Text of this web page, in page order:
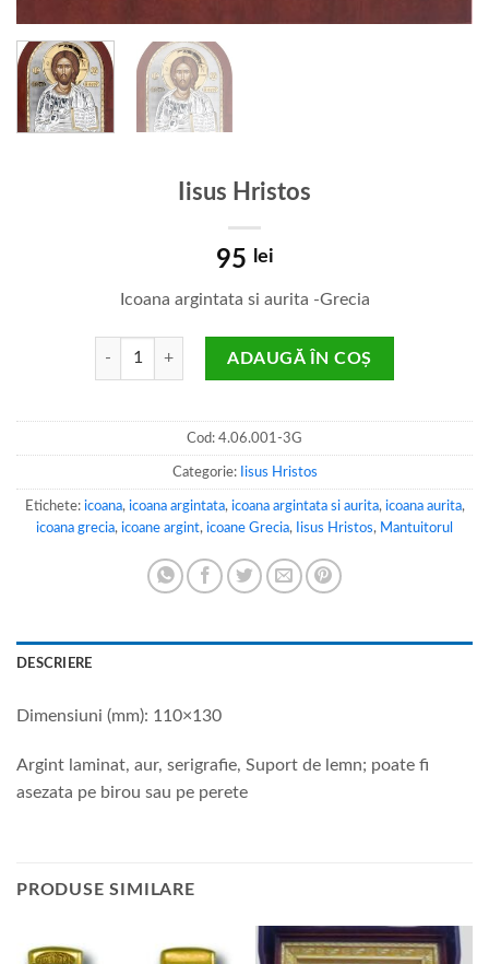
Iisus Hristos
95 lei
Icoana argintata si aurita -Grecia
Cantitate Iisus Hristos
ADAUGĂ ÎN COȘ
Cod: 4.06.001-3G
Categorie: Iisus Hristos
Etichete: icoana, icoana argintata, icoana argintata si aurita, icoana aurita,
icoana grecia, icoane argint, icoane Grecia, Iisus Hristos, Mantuitorul
DESCRIERE
Dimensiuni (mm): 110×130
Argint laminat, aur, serigrafie, Suport de lemn; poate fi
asezata pe birou sau pe perete
PRODUSE SIMILARE